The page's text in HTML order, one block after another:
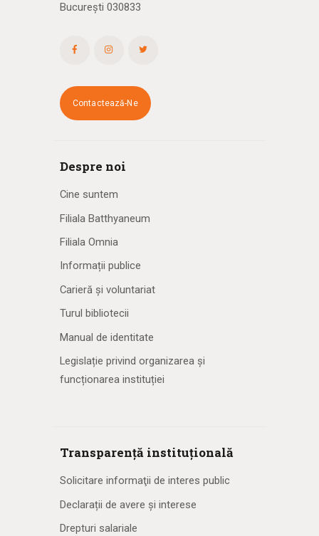
București 030833
Contactează-Ne
Despre noi
Cine suntem
Filiala Batthyaneum
Filiala Omnia
Informații publice
Carieră și voluntariat
Turul bibliotecii
Manual de identitate
Legislație privind organizarea și
funcționarea instituției
Transparență instituțională
Solicitare informaţii de interes public
Declarații de avere și interese
Drepturi salariale